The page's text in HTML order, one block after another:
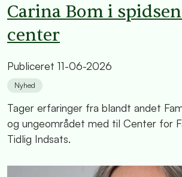
Carina Bom i
center
Publiceret 11-06-2026
Nyhed
Tager erfaringer fra blandt andet
og ungeområdet med til Center for
Tidlig Indsats.